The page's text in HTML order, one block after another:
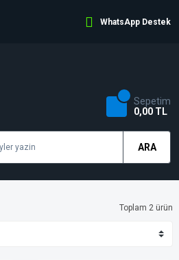
WhatsApp Destek
ARA
Sepetim
0,00 TL
Toplam 2 ürün